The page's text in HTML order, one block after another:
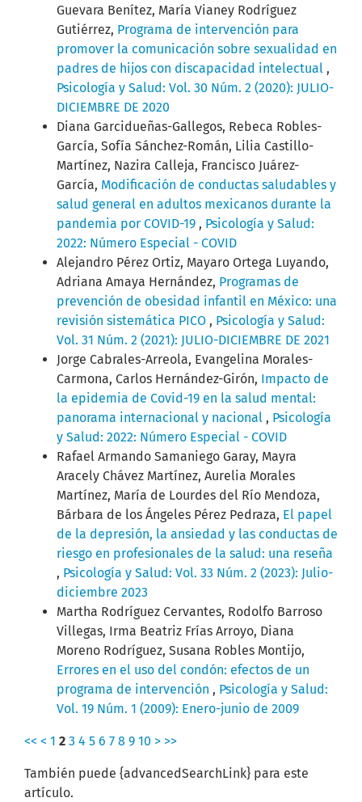
Guevara Benítez, María Vianey Rodríguez
Gutiérrez, Programa de intervención para
promover la comunicación sobre sexualidad en
padres de hijos con discapacidad intelectual ,
Psicología y Salud: Vol. 30 Núm. 2 (2020): JULIO-
DICIEMBRE DE 2020
Diana Garcidueñas-Gallegos, Rebeca Robles-
García, Sofía Sánchez-Román, Lilia Castillo-
Martínez, Nazira Calleja, Francisco Juárez-
García, Modificación de conductas saludables y
salud general en adultos mexicanos durante la
pandemia por COVID-19 , Psicología y Salud:
2022: Número Especial - COVID
Alejandro Pérez Ortiz, Mayaro Ortega Luyando,
Adriana Amaya Hernández, Programas de
prevención de obesidad infantil en México: una
revisión sistemática PICO , Psicología y Salud:
Vol. 31 Núm. 2 (2021): JULIO-DICIEMBRE DE 2021
Jorge Cabrales-Arreola, Evangelina Morales-
Carmona, Carlos Hernández-Girón, Impacto de
la epidemia de Covid-19 en la salud mental:
panorama internacional y nacional , Psicología
y Salud: 2022: Número Especial - COVID
Rafael Armando Samaniego Garay, Mayra
Aracely Chávez Martínez, Aurelia Morales
Martínez, María de Lourdes del Río Mendoza,
Bárbara de los Ángeles Pérez Pedraza, El papel
de la depresión, la ansiedad y las conductas de
riesgo en profesionales de la salud: una reseña
, Psicología y Salud: Vol. 33 Núm. 2 (2023): Julio-
diciembre 2023
Martha Rodríguez Cervantes, Rodolfo Barroso
Villegas, Irma Beatriz Frías Arroyo, Diana
Moreno Rodríguez, Susana Robles Montijo,
Errores en el uso del condón: efectos de un
programa de intervención , Psicología y Salud:
Vol. 19 Núm. 1 (2009): Enero-junio de 2009
<< < 1 2 3 4 5 6 7 8 9 10 > >>
También puede {advancedSearchLink} para este
artículo.